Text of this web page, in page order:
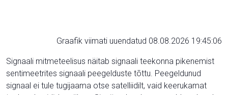
Graafik viimati uuendatud 08.08.2026 19:45:06
Signaali mitmeteelisus näitab signaali teekonna pikenemist
sentimeetrites signaali peegelduste tõttu. Peegeldunud
signaal ei tule tugijaama otse satelliidilt, vaid keerukamat